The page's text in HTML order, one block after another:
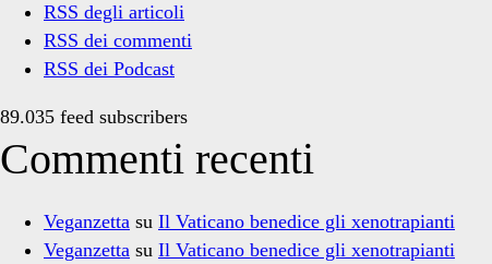
RSS degli articoli
RSS dei commenti
RSS dei Podcast
89.035 feed subscribers
Commenti recenti
Veganzetta su Il Vaticano benedice gli xenotrapianti
Veganzetta su Il Vaticano benedice gli xenotrapianti